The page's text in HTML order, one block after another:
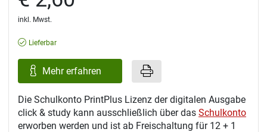
inkl. Mwst.
Lieferbar
Mehr erfahren
Die Schulkonto PrintPlus Lizenz der digitalen Ausgabe
click & study kann ausschließlich über das Schulkonto
erworben werden und ist ab Freischaltung für 12 + 1